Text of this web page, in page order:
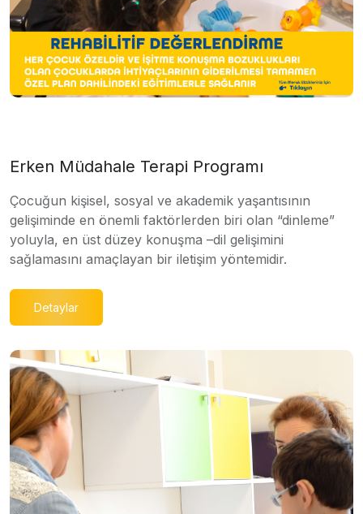
Erken Müdahale Terapi Programı
Çocuğun kişisel, sosyal ve akademik yaşantısının
gelişiminde en önemli faktörlerden biri olan “dinleme”
yoluyla, en üst düzey konuşma –dil gelişimini
sağlamasını amaçlayan bir iletişim yöntemidir.
Detaylar